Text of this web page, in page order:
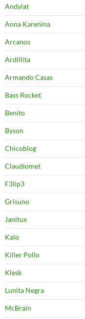
Andylat
Anna Karenina
Arcanos
Ardillita
Armando Casas
Bass Rocket
Benito
Byson
Chicoblog
Claudiomet
F3lip3
Grisuno
Janitux
Kalo
Killer Pollo
Klesk
Lunita Negra
McBrain